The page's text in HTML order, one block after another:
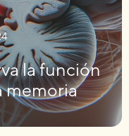
la función
memoria